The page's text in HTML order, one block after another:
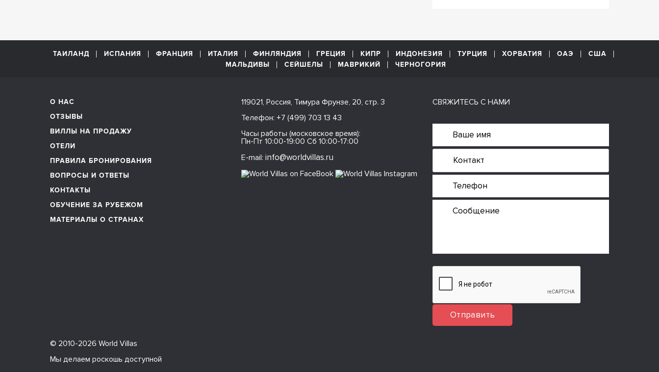
ТАИЛАНД ИСПАНИЯ ФРАНЦИЯ ИТАЛИЯ ФИНЛЯНДИЯ ГРЕЦИЯ КИПР ИНДОНЕЗИЯ ТУРЦИЯ ХОРВАТИЯ ОАЭ
США
МАЛЬДИВЫ
СЕЙШЕЛЫ МАВРИКИЙ ЧЕРНОГОРИЯ
О НАС
ОТЗЫВЫ
ВИЛЛЫ НА ПРОДАЖУ
ОТЕЛИ
ПРАВИЛА БРОНИРОВАНИЯ
ВОПРОСЫ И ОТВЕТЫ
КОНТАКТЫ
ОБУЧЕНИЕ ЗА РУБЕЖОМ
МАТЕРИАЛЫ О СТРАНАХ
119021, Россия, Тимура Фрунзе, 20, стр. 3
Телефон: +7 (499) 703 13 43
Часы работы (московское время):
Пн-Пт 10:00-19:00 Сб 10:00-17:00
E-mail: info@worldvillas.ru
СВЯЖИТЕСЬ С НАМИ
Отправить
© 2010-2026 World Villas
Мы делаем роскошь доступной